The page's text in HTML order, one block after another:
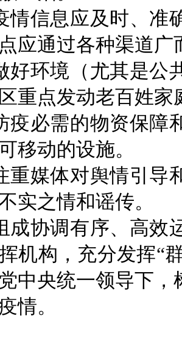
信息应及时、准
应通过各种渠道广
环境（尤其是公
重点发动老百姓家
必需的物资保障
移动的设施。
媒体对舆情引导
实之情和谣传。
协调有序、高效
机构，充分发挥“
中央统一领导下
情。